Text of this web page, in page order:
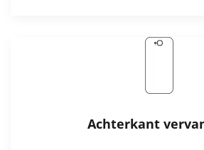
Achterkant